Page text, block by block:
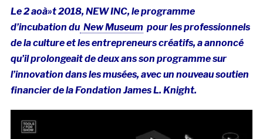
Le 2 aoà»t 2018, NEW INC, le programme
d’incubation duNew Museumpour les professionnels
de la culture et les entrepreneurs créatifs, a annoncé
qu’il prolongeait de deux ans son programme sur
l’innovation dans les musées, avec un nouveau soutien
financier de la Fondation James L. Knight.